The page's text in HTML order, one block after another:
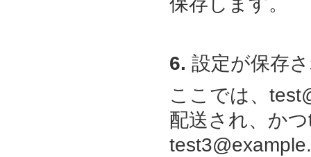
6. 設定が保存
ここでは、
配送され、か